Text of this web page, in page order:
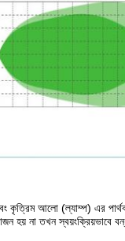
আলো (ল্যাম্প) এর
না তখন স্বয়ংক্রিয়ভাবে